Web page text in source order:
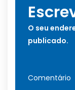
O seu
publicado.
Comentário